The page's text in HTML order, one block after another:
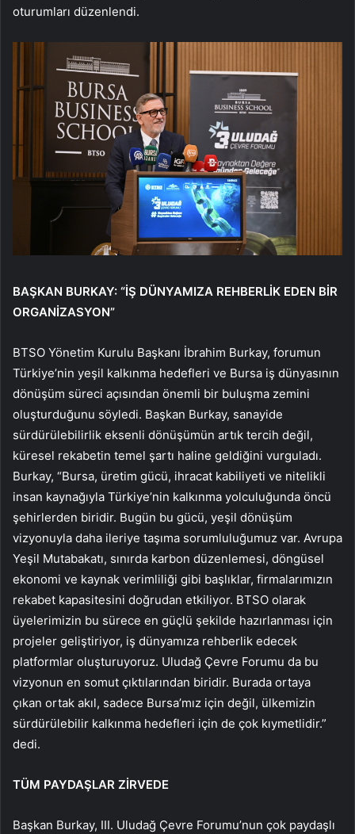
oturumları düzenlendi.
BAŞKAN BURKAY: “İŞ DÜNYAMIZA REHBERLİK EDEN BİR
ORGANİZASYON”
BTSO Yönetim Kurulu Başkanı İbrahim Burkay, forumun
Türkiye’nin yeşil kalkınma hedefleri ve Bursa iş dünyasının
dönüşüm süreci açısından önemli bir buluşma zemini
oluşturduğunu söyledi. Başkan Burkay, sanayide
sürdürülebilirlik eksenli dönüşümün artık tercih değil,
küresel rekabetin temel şartı haline geldiğini vurguladı.
Burkay, “Bursa, üretim gücü, ihracat kabiliyeti ve nitelikli
insan kaynağıyla Türkiye’nin kalkınma yolculuğunda öncü
şehirlerden biridir. Bugün bu gücü, yeşil dönüşüm
vizyonuyla daha ileriye taşıma sorumluluğumuz var. Avrupa
Yeşil Mutabakatı, sınırda karbon düzenlemesi, döngüsel
ekonomi ve kaynak verimliliği gibi başlıklar, firmalarımızın
rekabet kapasitesini doğrudan etkiliyor. BTSO olarak
üyelerimizin bu sürece en güçlü şekilde hazırlanması için
projeler geliştiriyor, iş dünyamıza rehberlik edecek
platformlar oluşturuyoruz. Uludağ Çevre Forumu da bu
vizyonun en somut çıktılarından biridir. Burada ortaya
çıkan ortak akıl, sadece Bursa’mız için değil, ülkemizin
sürdürülebilir kalkınma hedefleri için de çok kıymetlidir.”
dedi.
TÜM PAYDAŞLAR ZİRVEDE
Başkan Burkay, III. Uludağ Çevre Forumu’nun çok paydaşlı